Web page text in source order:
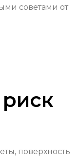
советами от
поверхность